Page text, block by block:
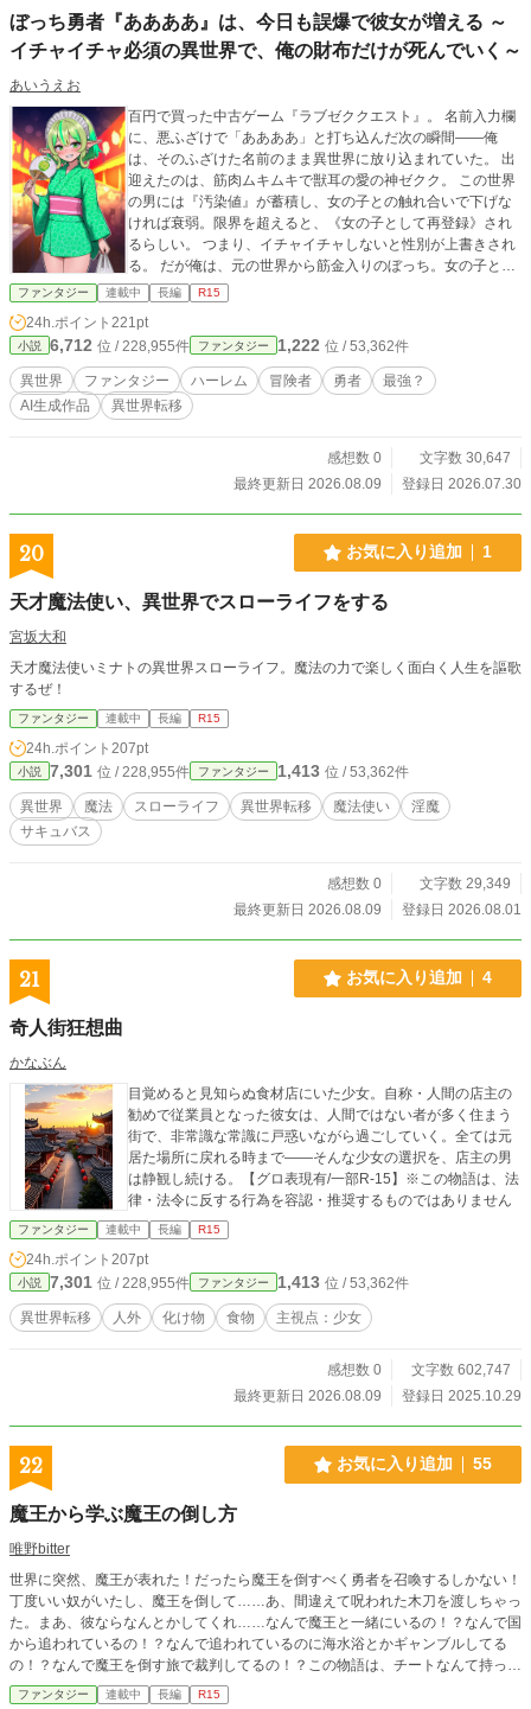
サービス・名称等は架空であり、例え同一であったとしても実在のものとは関係
ありません。 本作は小説家になろう、カクヨムでも公開しています。
ぼっち勇者『ああああ』は、今日も誤爆で彼女が増える ～
イチャイチャ必須の異世界で、俺の財布だけが死んでいく～
あいうえお
百円で買った中古ゲーム『ラブゼククエスト』。 名前入力欄
に、悪ふざけで「ああああ」と打ち込んだ次の瞬間――俺
は、そのふざけた名前のまま異世界に放り込まれていた。 出
迎えたのは、筋肉ムキムキで獣耳の愛の神ゼクク。 この世界
の男には『汚染値』が蓄積し、女の子との触れ合いで下げな
ければ衰弱。限界を超えると、《女の子として再登録》され
るらしい。 つまり、イチャイチャしないと性別が上書きされ
る。 だが俺は、元の世界から筋金入りのぼっち。女の子との
接し方など、知るはずもない。 しかも押しつけられた称号
は、よりにもよって【勇者】。目立たず静かに暮らしたいだ
けなのに、規格外の力は暴発し、選択肢を読み上げればなぜ
か指名扱い。料理を頼めば告白事故になり、気づけば彼女
（仮）と請求書だけが増えていく。 そんな中、街では若い男
たちが次々と衰弱し、記憶を失う事件が発生していた。 恋愛
経験ゼロの慎重派勇者は、男の尊厳と自由と財布を守りなが
ファンタジー 連載中 長編 R15
24h.ポイント 221pt
小説 6,712 位 / 228,955件 ファンタジー 1,222 位 / 53,362件
異世界 ファンタジー ハーレム 冒険者 勇者
最強？
AI生成作品
異世界転移
感想数 0
文字数 30,647
最終更新日 2026.08.09
登録日 2026.07.30
20 お気に入り追加 1
天才魔法使い、異世界でスローライフをする
宮坂大和
天才魔法使いミナトの異世界スローライフ。魔法の力で楽しく面白く人生を謳歌
するぜ！
ファンタジー 連載中 長編 R15
24h.ポイント 207pt
小説 7,301 位 / 228,955件 ファンタジー 1,413 位 / 53,362件
異世界 魔法 スローライフ 異世界転移 魔法使い
淫魔
サキュバス
感想数 0
文字数 29,349
最終更新日 2026.08.09
登録日 2026.08.01
21 お気に入り追加 4
奇人街狂想曲
かなぶん
目覚めると見知らぬ食材店にいた少女。自称・人間の店主の
勧めで従業員となった彼女は、人間ではない者が多く住まう
街で、非常識な常識に戸惑いながら過ごしていく。全ては元
居た場所に戻れる時まで――そんな少女の選択を、店主の男
は静観し続ける。【グロ表現有/一部R-15】※この物語は、法
律・法令に反する行為を容認・推奨するものではありません
ファンタジー 連載中 長編 R15
24h.ポイント 207pt
小説 7,301 位 / 228,955件 ファンタジー 1,413 位 / 53,362件
異世界転移 人外 化け物 食物 主視点：少女
感想数 0
文字数 602,747
最終更新日 2026.08.09
登録日 2025.10.29
22 お気に入り追加 55
魔王から学ぶ魔王の倒し方
唯野bitter
世界に突然、魔王が表れた！だったら魔王を倒すべく勇者を召喚するしかない！
丁度いい奴がいたし、魔王を倒して……あ、間違えて呪われた木刀を渡しちゃっ
た。まあ、彼ならなんとかしてくれ……なんで魔王と一緒にいるの！？なんで国
から追われているの！？なんで追われているのに海水浴とかギャンブルしてる
の！？なんで魔王を倒す旅で裁判してるの！？この物語は、チートなんて持って
いない主人公が好き勝手しながら世界最強の魔王を倒すまでの物語である。 ※
ファンタジー 連載中 長編 R15